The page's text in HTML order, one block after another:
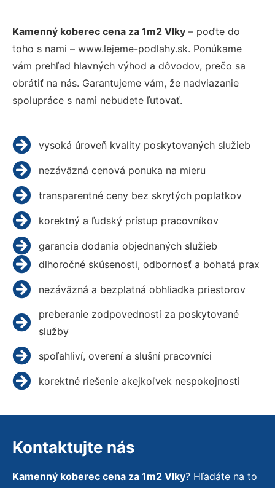
Kamenný koberec cena za 1m2 Vlky – poďte do
toho s nami – www.lejeme-podlahy.sk. Ponúkame
vám prehľad hlavných výhod a dôvodov, prečo sa
obrátiť na nás. Garantujeme vám, že nadviazanie
spolupráce s nami nebudete ľutovať.
vysoká úroveň kvality poskytovaných služieb
nezáväzná cenová ponuka na mieru
transparentné ceny bez skrytých poplatkov
korektný a ľudský prístup pracovníkov
garancia dodania objednaných služieb
dlhoročné skúsenosti, odbornosť a bohatá prax
nezáväzná a bezplatná obhliadka priestorov
preberanie zodpovednosti za poskytované
služby
spoľahliví, overení a slušní pracovníci
korektné riešenie akejkoľvek nespokojnosti
Kontaktujte nás
Kamenný koberec cena za 1m2 Vlky? Hľadáte na to